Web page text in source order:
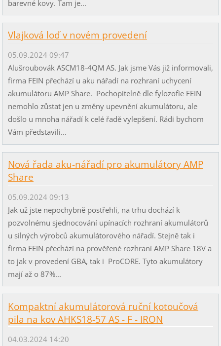
barevné kovy. Tam je...
Vlajková loď v novém provedení
05.09.2024 09:47
Alušroubovák ASCM18-4QM AS. Jak jsme Vás již informovali,
firma FEIN přechází u aku nářadí na rozhraní uchycení
akumulátoru AMP Share. Pochopitelně dle fylozofie FEIN
nemohlo zůstat jen u změny upevnění akumulátoru, ale
došlo u mnoha nářadí k celé řadě vylepšení. Rádi bychom
Vám představili...
Nová řada aku-nářadí pro akumulátory AMP
Share
05.09.2024 09:13
Jak už jste nepochybně postřehli, na trhu dochází k
pozvolnému sjednocování upínacích rozhraní akumulátorů
u silných výrobců akumulátorového nářadí. Stejně tak i
firma FEIN přechází na prověřené rozhraní AMP Share 18V a
to jak v provedení GBA, tak i ProCORE. Tyto akumulátory
mají až o 87%...
Kompaktní akumulátorová ruční kotoučová
pila na kov AHKS18-57 AS - F - IRON
04.03.2024 14:20